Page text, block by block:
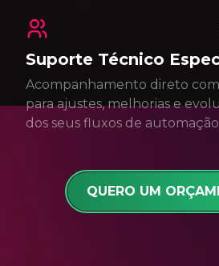
Suporte Técnico
Acompanhamento direto
para ajustes, melhorias e
dos seus fluxos de
QUERO UM